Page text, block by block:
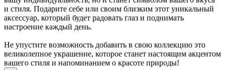
и стиля. Подарите себе или своим близким этот уникальный
аксессуар, который будет радовать глаз и поднимать
настроение каждый день.
Не упустите возможность добавить в свою коллекцию это
великолепное украшение, которое станет настоящим акцентом
вашего стиля и напоминанием о красоте природы!